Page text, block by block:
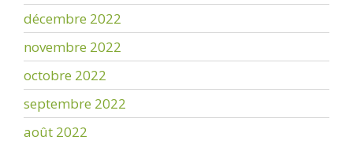
décembre 2022
novembre 2022
octobre 2022
septembre 2022
août 2022